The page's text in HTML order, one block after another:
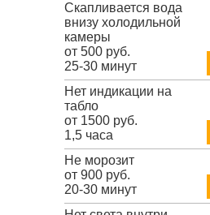
Скапливается вода
внизу холодильной
камеры
от 500 руб.
25-30 минут
Нет индикации на
табло
от 1500 руб.
1,5 часа
Не морозит
от 900 руб.
20-30 минут